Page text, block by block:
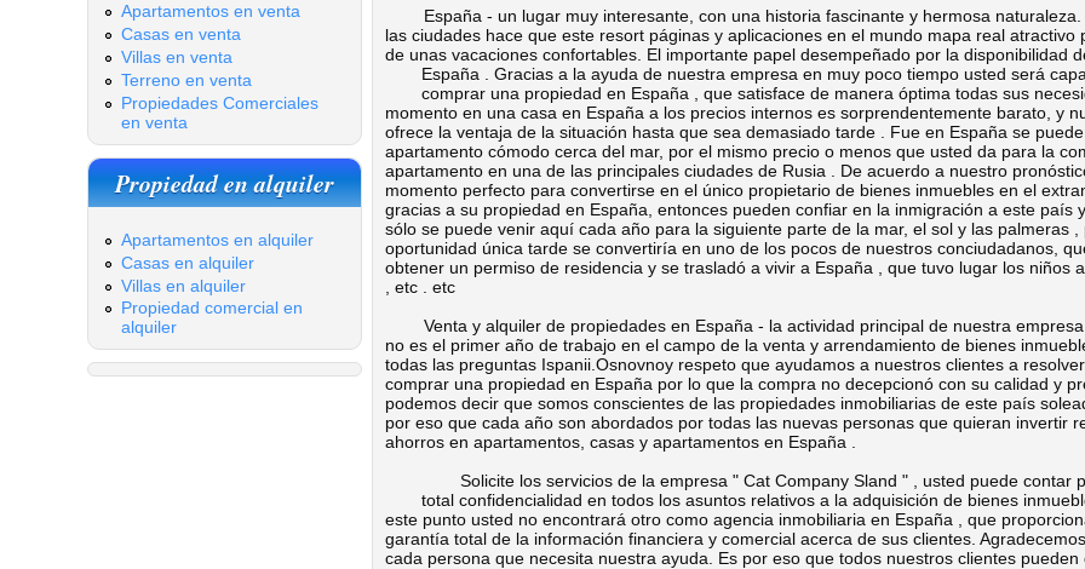
Apartamentos en venta
Casas en venta
Villas en venta
Terreno en venta
Propiedades Comerciales
en venta
Propiedad en alquiler
Apartamentos en alquiler
Casas en alquiler
Villas en alquiler
Propiedad comercial en
alquiler
España - un lugar muy interesante, con una historia fascinante y hermosa naturaleza.
las ciudades hace que este resort páginas y aplicaciones en el mundo mapa real atractivo
de unas vacaciones confortables. El importante papel desempeñado por la disponibilidad
España .
Gracias a la ayuda de nuestra empresa en muy poco tiempo usted será
comprar una propiedad en España , que satisface de manera óptima todas sus
momento en una casa en España a los precios internos es sorprendentemente barato, y
ofrece la ventaja de la situación hasta que sea demasiado tarde . Fue en España se
apartamento cómodo cerca del mar, por el mismo precio o menos que usted da para la
apartamento en una de las principales ciudades de Rusia .
De acuerdo a nuestro
momento perfecto para convertirse en el único propietario de bienes inmuebles en el
gracias a su propiedad en España, entonces pueden confiar en la inmigración a este país
sólo se puede venir aquí cada año para la siguiente parte de la mar, el sol y las palmeras ,
oportunidad única tarde se convertiría en uno de los pocos de nuestros conciudadanos,
obtener un permiso de residencia y se trasladó a vivir a España , que tuvo lugar los niños
, etc . etc
Venta y alquiler de propiedades en España - la actividad principal de nuestra empresa
no es el primer año de trabajo en el campo de la venta y arrendamiento de bienes
todas las preguntas Ispanii.Osnovnoy respeto que ayudamos a nuestros clientes a
comprar una propiedad en España por lo que la compra no decepcionó con su calidad y
podemos decir que somos conscientes de las propiedades inmobiliarias de este país
por eso que cada año son abordados por todas las nuevas personas que quieran invertir
ahorros en apartamentos, casas y apartamentos en España .
Solicite los servicios de la empresa " Cat Company Sland " , usted puede contar
total confidencialidad en todos los asuntos relativos a la adquisición de bienes
este punto usted no encontrará otro como agencia inmobiliaria en España , que
garantía total de la información financiera y comercial acerca de sus clientes.
cada persona que necesita nuestra ayuda. Es por eso que todos nuestros clientes pueden